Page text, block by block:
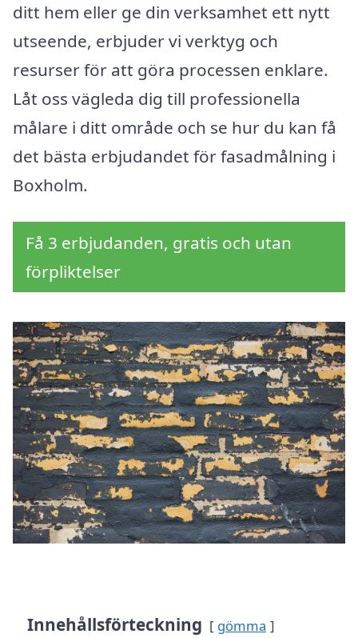
ditt hem eller ge din verksamhet ett nytt
utseende, erbjuder vi verktyg och
resurser för att göra processen enklare.
Låt oss vägleda dig till professionella
målare i ditt område och se hur du kan få
det bästa erbjudandet för fasadmålning i
Boxholm.
Få 3 erbjudanden, gratis och utan
förpliktelser
Innehållsförteckning gömma